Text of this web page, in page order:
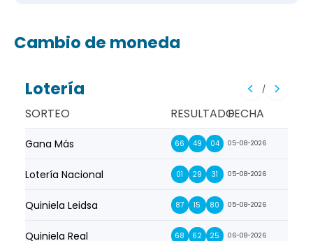
Cambio de moneda
Lotería /
SORTEO RESULTADOFECHA
Gana Más 66 49 04 05-08-2026
Lotería Nacional 01 29 31 05-08-2026
Quiniela Leidsa 87 15 80 05-08-2026
Quiniela Real 68 62 25 06-08-2026